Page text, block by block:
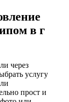
в г
через
услугу
прост и